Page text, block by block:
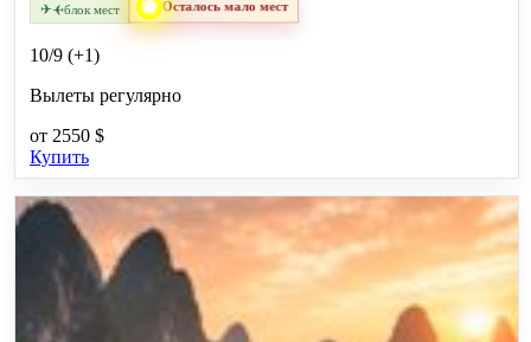
✈✈блок мест Осталось мало мест
10/9 (+1)
Вылеты регулярно
от 2550 $
Купить